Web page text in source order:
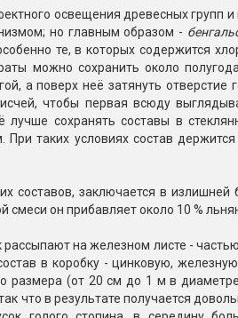
(холодные)
(холодные)
улицы
шары
освещения древесных групп
но главным образом -
те, в которых содержится
можно сохранить около
а поверх неё затянуть отверстие
чтобы первая всюду
сохранять составы в
таких условиях состав
составов, заключается в излишней
он прибавляет около 10 %
на железном листе -
в коробку - цинковую,
размера (от 20 см до 1 м в
что в результате получается